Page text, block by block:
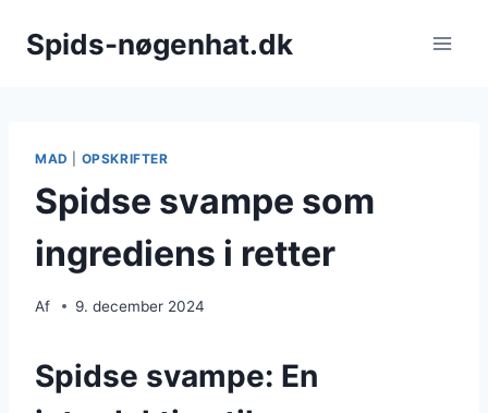
Spids-nøgenhat.dk
MAD OPSKRIFTER
Spidse svampe som
ingrediens i retter
Af 9. december 2024
Spidse svampe: En